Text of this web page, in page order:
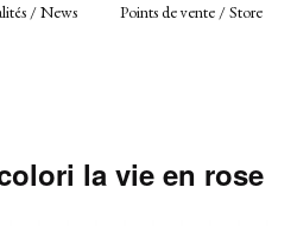
/ News Points de vente / Store
la vie en rose